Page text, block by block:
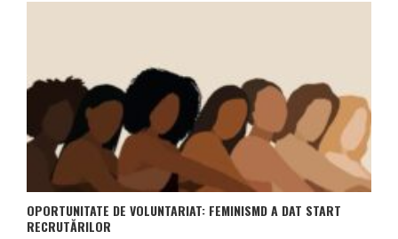
OPORTUNITATE DE VOLUNTARIAT: FEMINISMD A DAT START
RECRUTĂRILOR